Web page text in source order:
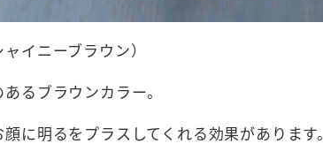
ャイニーブラウン）
るブラウンカラー。
に明るをプラスしてくれる効果があります。